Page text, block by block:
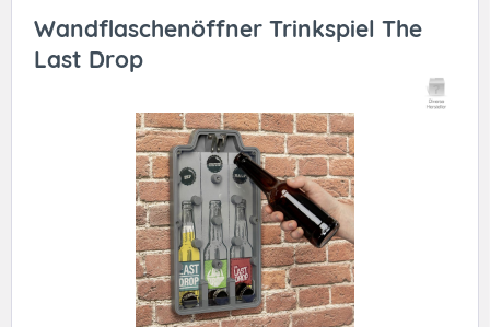
Wandflaschenöffner Trinkspiel The
Last Drop